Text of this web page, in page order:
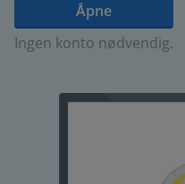
Åpne
Ingen konto nødvendig.